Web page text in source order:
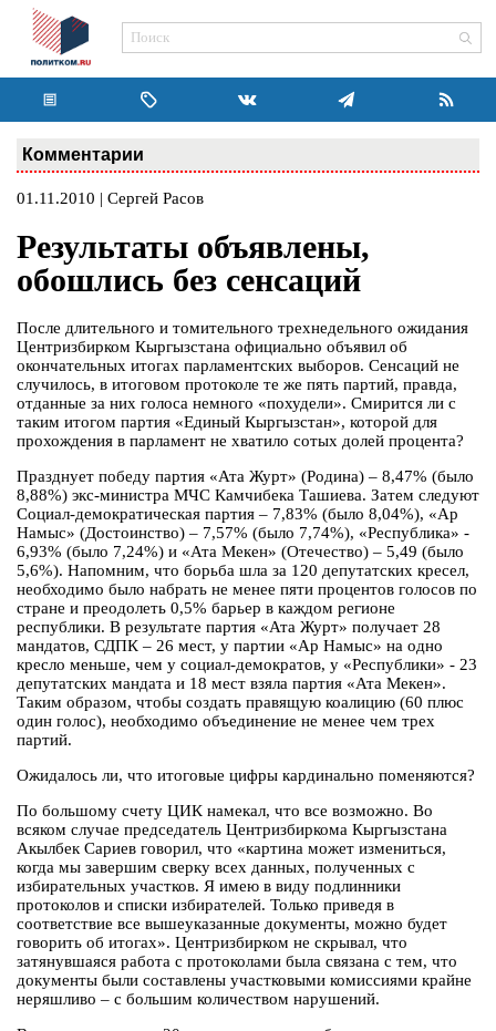
Комментарии
01.11.2010 | Сергей Расов
Результаты объявлены,
обошлись без сенсаций
После длительного и томительного трехнедельного ожидания
Центризбирком Кыргызстана официально объявил об
окончательных итогах парламентских выборов. Сенсаций не
случилось, в итоговом протоколе те же пять партий, правда,
отданные за них голоса немного «похудели». Смирится ли с
таким итогом партия «Единый Кыргызстан», которой для
прохождения в парламент не хватило сотых долей процента?
Празднует победу партия «Ата Журт» (Родина) – 8,47% (было
8,88%) экс-министра МЧС Камчибека Ташиева. Затем следуют
Социал-демократическая партия – 7,83% (было 8,04%), «Ар
Намыс» (Достоинство) – 7,57% (было 7,74%), «Республика» -
6,93% (было 7,24%) и «Ата Мекен» (Отечество) – 5,49 (было
5,6%). Напомним, что борьба шла за 120 депутатских кресел,
необходимо было набрать не менее пяти процентов голосов по
стране и преодолеть 0,5% барьер в каждом регионе
республики. В результате партия «Ата Журт» получает 28
мандатов, СДПК – 26 мест, у партии «Ар Намыс» на одно
кресло меньше, чем у социал-демократов, у «Республики» - 23
депутатских мандата и 18 мест взяла партия «Ата Мекен».
Таким образом, чтобы создать правящую коалицию (60 плюс
один голос), необходимо объединение не менее чем трех
партий.
Ожидалось ли, что итоговые цифры кардинально поменяются?
По большому счету ЦИК намекал, что все возможно. Во
всяком случае председатель Центризбиркома Кыргызстана
Акылбек Сариев говорил, что «картина может измениться,
когда мы завершим сверку всех данных, полученных с
избирательных участков. Я имею в виду подлинники
протоколов и списки избирателей. Только приведя в
соответствие все вышеуказанные документы, можно будет
говорить об итогах». Центризбирком не скрывал, что
затянувшаяся работа с протоколами была связана с тем, что
документы были составлены участковыми комиссиями крайне
неряшливо – с большим количеством нарушений.